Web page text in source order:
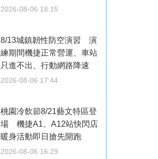
2026-08-06 18:15
8/13城鎮韌性防空演習 演
練期間機捷正常營運、車站
只進不出、行動網路降速
2026-08-06 17:44
桃園冷飲節8/21藝文特區登
場 機捷A1、A12站快閃店
暖身活動即日搶先開跑
2026-08-06 16:29